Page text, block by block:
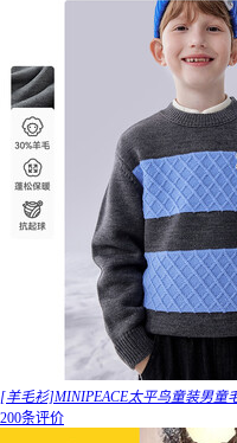
[羊毛衫]MINIPEACE太平鸟童装男童
200条评价